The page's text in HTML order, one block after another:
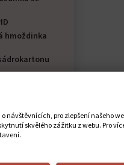
hmoždinka
GKW
pro zlepšení našeho
skvělého zážitku z webu. Pro